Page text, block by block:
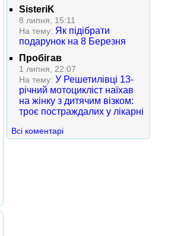
SisteriK
8 липня, 15:11
На тему: Як підібрати
подарунок на 8 Березня
Пробігав
1 липня, 22:07
На тему: У Решетилівці 13-
річний мотоцикліст наїхав
на жінку з дитячим візком:
троє постраждалих у лікарні
Всі коментарі